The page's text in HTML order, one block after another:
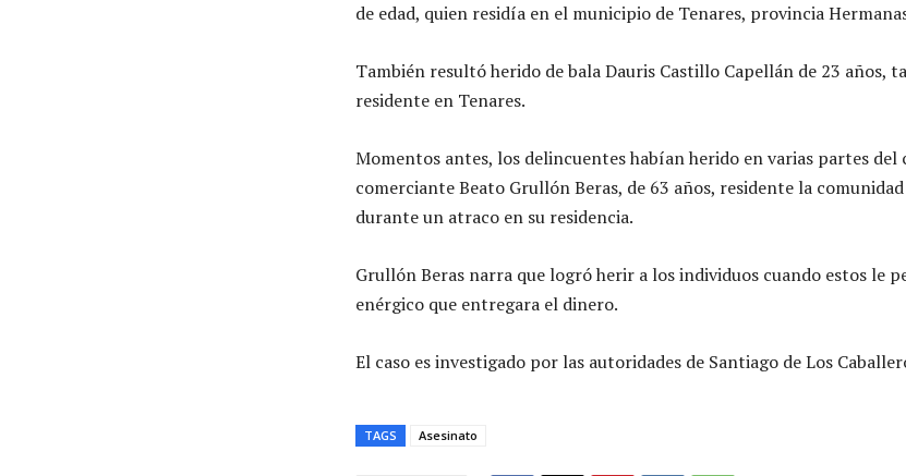
de edad, quien residía en el municipio de Tenares, provincia
También resultó herido de bala Dauris Castillo Capellán de 23 años,
residente en Tenares.
Momentos antes, los delincuentes habían herido en varias partes del
comerciante Beato Grullón Beras, de 63 años, residente la comunidad
durante un atraco en su residencia.
Grullón Beras narra que logró herir a los individuos cuando estos le
enérgico que entregara el dinero.
El caso es investigado por las autoridades de Santiago de Los
TAGS Asesinato